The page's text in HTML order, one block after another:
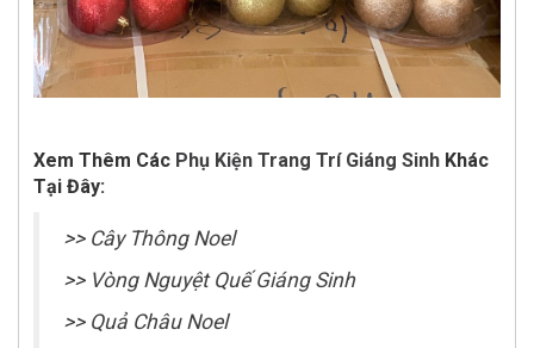
Xem Thêm Các Phụ Kiện Trang Trí Giáng Sinh Khác
Tại Đây:
>> Cây Thông Noel
>> Vòng Nguyệt Quế Giáng Sinh
>> Quả Châu Noel